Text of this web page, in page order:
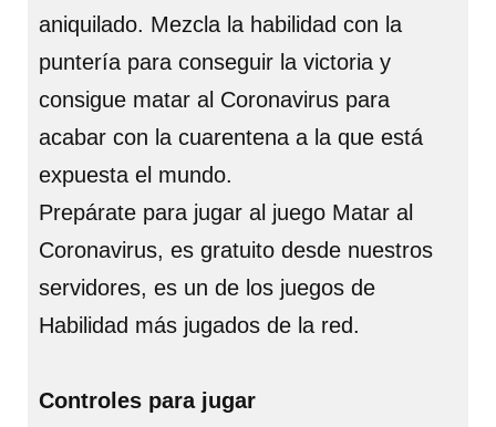
aniquilado. Mezcla la habilidad con la
puntería para conseguir la victoria y
consigue matar al Coronavirus para
acabar con la cuarentena a la que está
expuesta el mundo.
Prepárate para jugar al juego Matar al
Coronavirus, es gratuito desde nuestros
servidores, es un de los juegos de
Habilidad más jugados de la red.
Controles para jugar